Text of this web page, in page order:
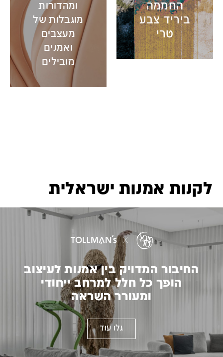
החממה
ביריד צבע
טרי
ומהדורות
מוגבלות של
מעצבים
ואמנים
מובילים
לקנות אמנות ישראלית
החיבור המדויק בין אמנות לעיצוב
הופך כל חלל למרחב ייחודי
ומעורר השראה
גלו עוד